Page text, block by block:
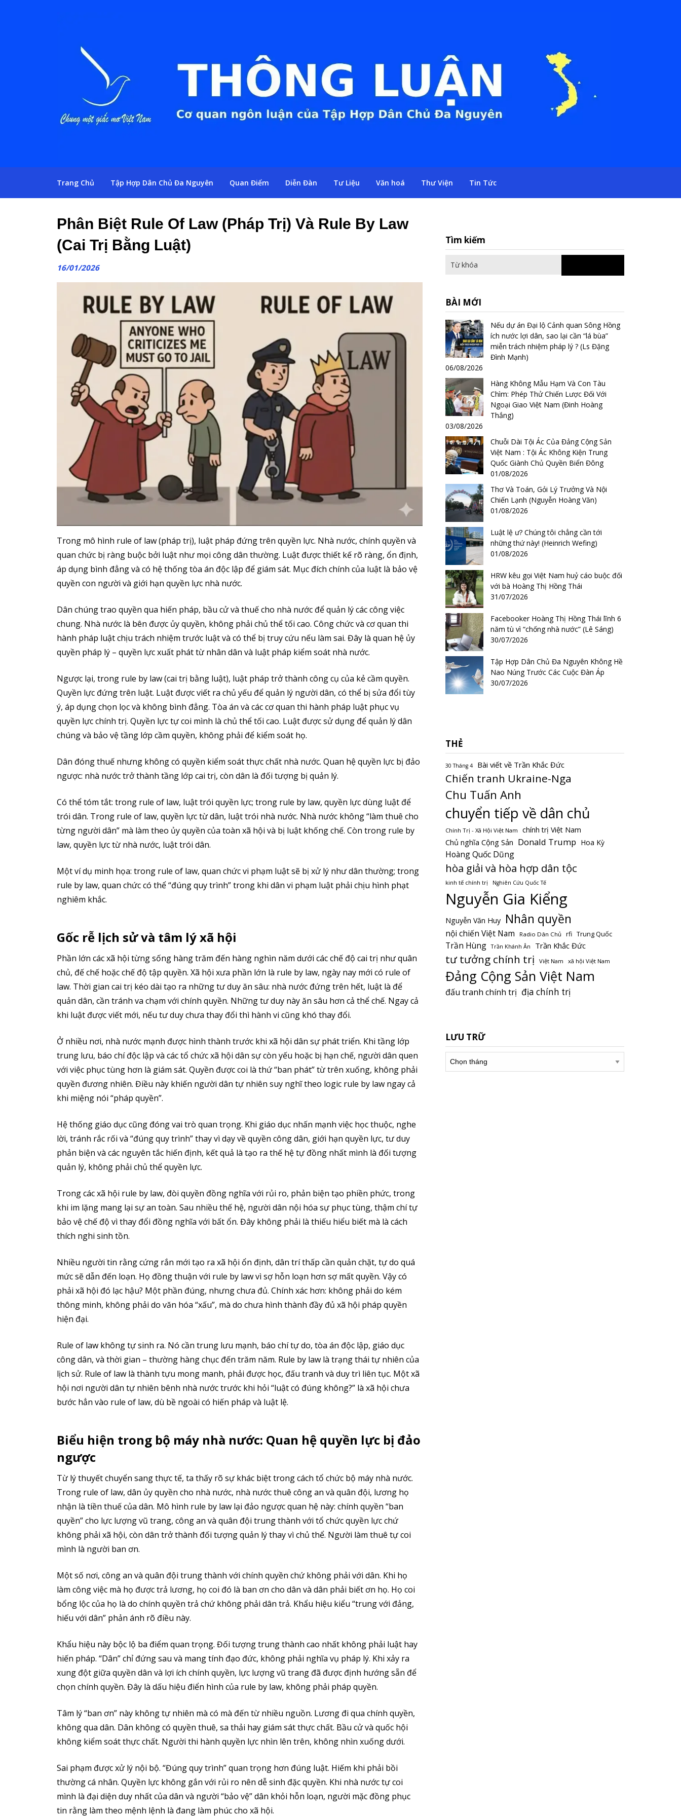
Trang Chủ Tập Hợp Dân Chủ Đa Nguyên Quan Điểm Diễn Đàn Tư Liệu Văn hoá Thư Viện Tin Tức
Phân Biệt Rule Of Law (Pháp Trị) Và Rule By Law
(Cai Trị Bằng Luật)
16/01/2026
Trong mô hình rule of law (pháp trị), luật pháp đứng trên quyền lực. Nhà nước, chính quyền và
quan chức bị ràng buộc bởi luật như mọi công dân thường. Luật được thiết kế rõ ràng, ổn định,
áp dụng bình đẳng và có hệ thống tòa án độc lập để giám sát. Mục đích chính của luật là bảo vệ
quyền con người và giới hạn quyền lực nhà nước.
Dân chúng trao quyền qua hiến pháp, bầu cử và thuế cho nhà nước để quản lý các công việc
chung. Nhà nước là bên được ủy quyền, không phải chủ thể tối cao. Công chức và cơ quan thi
hành pháp luật chịu trách nhiệm trước luật và có thể bị truy cứu nếu làm sai. Đây là quan hệ ủy
quyền pháp lý – quyền lực xuất phát từ nhân dân và luật pháp kiểm soát nhà nước.
Ngược lại, trong rule by law (cai trị bằng luật), luật pháp trở thành công cụ của kẻ cầm quyền.
Quyền lực đứng trên luật. Luật được viết ra chủ yếu để quản lý người dân, có thể bị sửa đổi tùy
ý, áp dụng chọn lọc và không bình đẳng. Tòa án và các cơ quan thi hành pháp luật phục vụ
quyền lực chính trị. Quyền lực tự coi mình là chủ thể tối cao. Luật được sử dụng để quản lý dân
chúng và bảo vệ tầng lớp cầm quyền, không phải để kiểm soát họ.
Dân đóng thuế nhưng không có quyền kiểm soát thực chất nhà nước. Quan hệ quyền lực bị đảo
ngược: nhà nước trở thành tầng lớp cai trị, còn dân là đối tượng bị quản lý.
Có thể tóm tắt: trong rule of law, luật trói quyền lực; trong rule by law, quyền lực dùng luật để
trói dân. Trong rule of law, quyền lực từ dân, luật trói nhà nước. Nhà nước không “làm thuê cho
từng người dân” mà làm theo ủy quyền của toàn xã hội và bị luật khống chế. Còn trong rule by
law, quyền lực từ nhà nước, luật trói dân.
Một ví dụ minh họa: trong rule of law, quan chức vi phạm luật sẽ bị xử lý như dân thường; trong
rule by law, quan chức có thể “đúng quy trình” trong khi dân vi phạm luật phải chịu hình phạt
nghiêm khắc.
Gốc rễ lịch sử và tâm lý xã hội
Phần lớn các xã hội từng sống hàng trăm đến hàng nghìn năm dưới các chế độ cai trị như quân
chủ, đế chế hoặc chế độ tập quyền. Xã hội xưa phần lớn là rule by law, ngày nay mới có rule of
law. Thời gian cai trị kéo dài tạo ra những tư duy ăn sâu: nhà nước đứng trên hết, luật là để
quản dân, cần tránh va chạm với chính quyền. Những tư duy này ăn sâu hơn cả thể chế. Ngay cả
khi luật được viết mới, nếu tư duy chưa thay đổi thì hành vi cũng khó thay đổi.
Ở nhiều nơi, nhà nước mạnh được hình thành trước khi xã hội dân sự phát triển. Khi tầng lớp
trung lưu, báo chí độc lập và các tổ chức xã hội dân sự còn yếu hoặc bị hạn chế, người dân quen
với việc phục tùng hơn là giám sát. Quyền được coi là thứ “ban phát” từ trên xuống, không phải
quyền đương nhiên. Điều này khiến người dân tự nhiên suy nghĩ theo logic rule by law ngay cả
khi miệng nói “pháp quyền”.
Hệ thống giáo dục cũng đóng vai trò quan trọng. Khi giáo dục nhấn mạnh việc học thuộc, nghe
lời, tránh rắc rối và “đúng quy trình” thay vì dạy về quyền công dân, giới hạn quyền lực, tư duy
phản biện và các nguyên tắc hiến định, kết quả là tạo ra thế hệ tự đồng nhất mình là đối tượng
quản lý, không phải chủ thể quyền lực.
Trong các xã hội rule by law, đòi quyền đồng nghĩa với rủi ro, phản biện tạo phiền phức, trong
khi im lặng mang lại sự an toàn. Sau nhiều thế hệ, người dân nội hóa sự phục tùng, thậm chí tự
bảo vệ chế độ vì thay đổi đồng nghĩa với bất ổn. Đây không phải là thiếu hiểu biết mà là cách
thích nghi sinh tồn.
Nhiều người tin rằng cứng rắn mới tạo ra xã hội ổn định, dân trí thấp cần quản chặt, tự do quá
mức sẽ dẫn đến loạn. Họ đồng thuận với rule by law vì sợ hỗn loạn hơn sợ mất quyền. Vậy có
phải xã hội đó lạc hậu? Một phần đúng, nhưng chưa đủ. Chính xác hơn: không phải do kém
thông minh, không phải do văn hóa “xấu”, mà do chưa hình thành đầy đủ xã hội pháp quyền
hiện đại.
Rule of law không tự sinh ra. Nó cần trung lưu mạnh, báo chí tự do, tòa án độc lập, giáo dục
công dân, và thời gian – thường hàng chục đến trăm năm. Rule by law là trạng thái tự nhiên của
lịch sử. Rule of law là thành tựu mong manh, phải được học, đấu tranh và duy trì liên tục. Một xã
hội nơi người dân tự nhiên bênh nhà nước trước khi hỏi “luật có đúng không?” là xã hội chưa
bước hẳn vào rule of law, dù bề ngoài có hiến pháp và luật lệ.
Biểu hiện trong bộ máy nhà nước: Quan hệ quyền lực bị đảo
ngược
Từ lý thuyết chuyển sang thực tế, ta thấy rõ sự khác biệt trong cách tổ chức bộ máy nhà nước.
Trong rule of law, dân ủy quyền cho nhà nước, nhà nước thuê công an và quân đội, lương họ
nhận là tiền thuế của dân. Mô hình rule by law lại đảo ngược quan hệ này: chính quyền “ban
quyền” cho lực lượng vũ trang, công an và quân đội trung thành với tổ chức quyền lực chứ
không phải xã hội, còn dân trở thành đối tượng quản lý thay vì chủ thể. Người làm thuê tự coi
mình là người ban ơn.
Một số nơi, công an và quân đội trung thành với chính quyền chứ không phải với dân. Khi họ
làm công việc mà họ được trả lương, họ coi đó là ban ơn cho dân và dân phải biết ơn họ. Họ coi
bổng lộc của họ là do chính quyền trả chứ không phải dân trả. Khẩu hiệu kiểu “trung với đảng,
hiếu với dân” phản ánh rõ điều này.
Khẩu hiệu này bộc lộ ba điểm quan trọng. Đối tượng trung thành cao nhất không phải luật hay
hiến pháp. “Dân” chỉ đứng sau và mang tính đạo đức, không phải nghĩa vụ pháp lý. Khi xảy ra
xung đột giữa quyền dân và lợi ích chính quyền, lực lượng vũ trang đã được định hướng sẵn để
chọn chính quyền. Đây là dấu hiệu điển hình của rule by law, không phải pháp quyền.
Tâm lý “ban ơn” này không tự nhiên mà có mà đến từ nhiều nguồn. Lương đi qua chính quyền,
không qua dân. Dân không có quyền thuê, sa thải hay giám sát thực chất. Bầu cử và quốc hội
không kiểm soát thực chất. Người thi hành quyền lực nhìn lên trên, không nhìn xuống dưới.
Sai phạm được xử lý nội bộ. “Đúng quy trình” quan trọng hơn đúng luật. Hiếm khi phải bồi
thường cá nhân. Quyền lực không gắn với rủi ro nên dễ sinh đặc quyền. Khi nhà nước tự coi
mình là đại diện duy nhất của dân và người “bảo vệ” dân khỏi hỗn loạn, người mặc đồng phục
tin rằng làm theo mệnh lệnh là đang làm phúc cho xã hội.
Tìm kiếm
for:
BÀI MỚI
Nếu dự án Đại lộ Cảnh quan Sông Hồng
ích nước lợi dân, sao lại cần “lá bùa”
miễn trách nhiệm pháp lý ? (Ls Đặng
Đình Mạnh)
06/08/2026
Hàng Không Mẫu Hạm Và Con Tàu
Chìm: Phép Thử Chiến Lược Đối Với
Ngoại Giao Việt Nam (Đinh Hoàng
Thắng)
03/08/2026
Chuỗi Dài Tội Ác Của Đảng Cộng Sản
Việt Nam : Tội Ác Không Kiện Trung
Quốc Giành Chủ Quyền Biển Đông
01/08/2026
Thơ Và Toán, Gỏi Lý Trưởng Và Nội
Chiến Lạnh (Nguyễn Hoàng Văn)
01/08/2026
Luật lệ ư? Chúng tôi chẳng cần tới
những thứ này! (Heinrich Wefing)
01/08/2026
HRW kêu gọi Việt Nam huỷ cáo buộc đối
với bà Hoàng Thị Hồng Thái
31/07/2026
Facebooker Hoàng Thị Hồng Thái lĩnh 6
năm tù vì “chống nhà nước” (Lê Sáng)
30/07/2026
Tập Hợp Dân Chủ Đa Nguyên Không Hề
Nao Núng Trước Các Cuộc Đàn Áp
30/07/2026
THẺ
30 Tháng 4 Bài viết về Trần Khắc Đức
Chiến tranh Ukraine-Nga
Chu Tuấn Anh
chuyển tiếp về dân chủ
Chính Trị - Xã Hội Việt Nam chính trị Việt Nam
Chủ nghĩa Cộng Sản Donald Trump Hoa Kỳ
Hoàng Quốc Dũng
hòa giải và hòa hợp dân tộc
kinh tế chính trị Nghiên Cứu Quốc Tế
Nguyễn Gia Kiểng
Nguyễn Văn Huy Nhân quyền
nội chiến Việt Nam Radio Dân Chủ rfi Trung Quốc
Trần Hùng Trần Khánh Ân Trần Khắc Đức
tư tưởng chính trị Việt Nam xã hội Việt Nam
Đảng Cộng Sản Việt Nam
đấu tranh chính trị địa chính trị
LƯU TRỮ
Lưu
trữ